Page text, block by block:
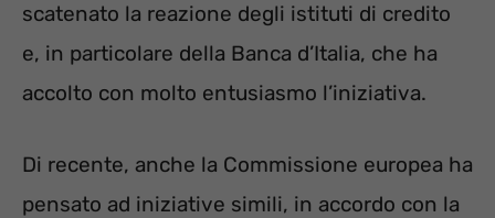
scatenato la reazione degli istituti di credito
e, in particolare della Banca d’Italia, che ha
accolto con molto entusiasmo l’iniziativa.
Di recente, anche la Commissione europea ha
pensato ad iniziative simili, in accordo con la